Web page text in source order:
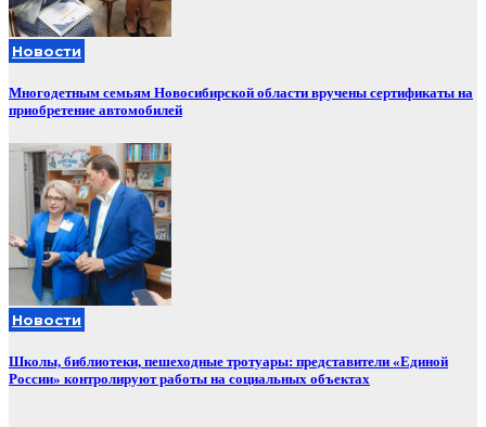
Новости
Многодетным семьям Новосибирской области вручены сертификаты на
приобретение автомобилей
Новости
Школы, библиотеки, пешеходные тротуары: представители «Единой
России» контролируют работы на социальных объектах